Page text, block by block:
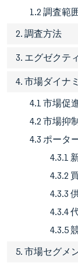
1.2 調査範
2. 調査方法
3. エグゼクテ
4. 市場ダイナ
4.1 市場促
4.2 市場抑
4.3 ポータ
4.3.1
4.3.2
4.3.3
4.3.4
4.3.5
5. 市場セグメ